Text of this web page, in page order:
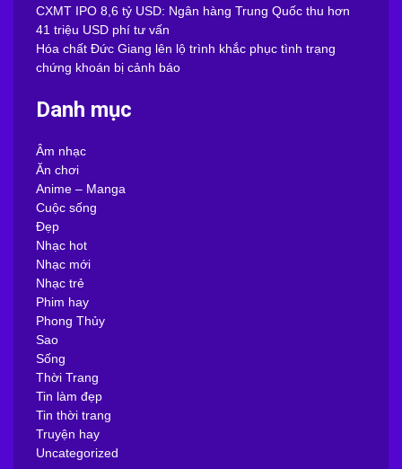
CXMT IPO 8,6 tỷ USD: Ngân hàng Trung Quốc thu hơn
41 triệu USD phí tư vấn
Hóa chất Đức Giang lên lộ trình khắc phục tình trạng
chứng khoán bị cảnh báo
Danh mục
Âm nhạc
Ăn chơi
Anime – Manga
Cuộc sống
Đẹp
Nhạc hot
Nhạc mới
Nhạc trẻ
Phim hay
Phong Thủy
Sao
Sống
Thời Trang
Tin làm đẹp
Tin thời trang
Truyện hay
Uncategorized